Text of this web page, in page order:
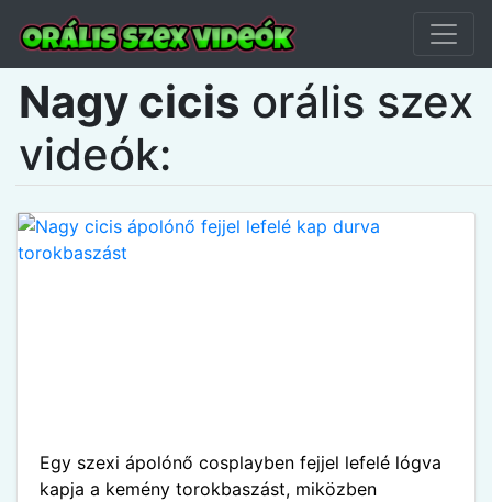
Nagy cicis orális szex
videók:
Egy szexi ápolónő cosplayben fejjel lefelé lógva
kapja a kemény torokbaszást, miközben